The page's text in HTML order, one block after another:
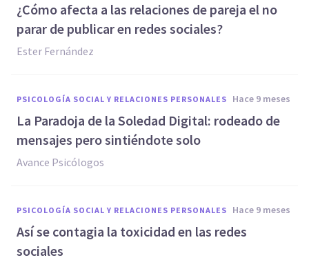
¿Cómo afecta a las relaciones de pareja el no
parar de publicar en redes sociales?
Ester Fernández
PSICOLOGÍA SOCIAL Y RELACIONES PERSONALES hace 9 meses
La Paradoja de la Soledad Digital: rodeado de
mensajes pero sintiéndote solo
Avance Psicólogos
PSICOLOGÍA SOCIAL Y RELACIONES PERSONALES hace 9 meses
Así se contagia la toxicidad en las redes
sociales